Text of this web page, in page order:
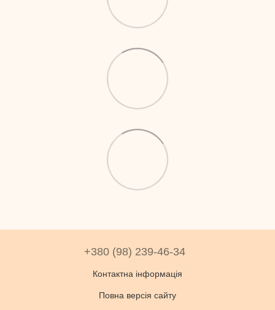
+380 (98) 239-46-34
Контактна інформація
Повна версія сайту